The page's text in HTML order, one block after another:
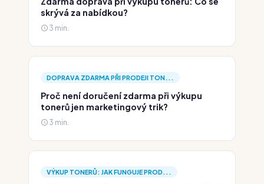
skrývá za nabídkou?
3 min.
DOPRAVA ZDARMA PŘI PRODEJI TON...
Proč není doručení zdarma při výkupu
tonerů jen marketingový trik?
3 min.
VÝKUP TONERŮ: JAK FUNGUJE PROD...